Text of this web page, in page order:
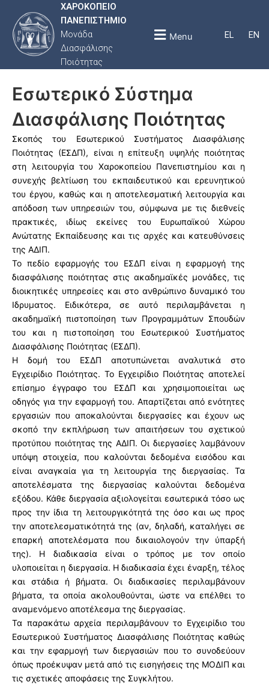
ΧΑΡΟΚΟΠΕΙΟ
ΠΑΝΕΠΙΣΤΗΜΙΟ
Μονάδα
Διασφάλισης
Ποιότητας
EL EN
Menu
Εσωτερικό Σύστημα
Διασφάλισης Ποιότητας
Σκοπός του Εσωτερικού Συστήματος Διασφάλισης
Ποιότητας (ΕΣΔΠ), είναι η επίτευξη υψηλής ποιότητας
στη λειτουργία του Χαροκοπείου Πανεπιστημίου και η
συνεχής βελτίωση του εκπαιδευτικού και ερευνητικού
του έργου, καθώς και η αποτελεσματική λειτουργία και
απόδοση των υπηρεσιών του, σύμφωνα με τις διεθνείς
πρακτικές, ιδίως εκείνες του Ευρωπαϊκού Χώρου
Ανώτατης Εκπαίδευσης και τις αρχές και κατευθύνσεις
της ΑΔΙΠ.
Το πεδίο εφαρμογής του ΕΣΔΠ είναι η εφαρμογή της
διασφάλισης ποιότητας στις ακαδημαϊκές μονάδες, τις
διοικητικές υπηρεσίες και στο ανθρώπινο δυναμικό του
Ιδρυματος. Ειδικότερα, σε αυτό περιλαμβάνεται η
ακαδημαϊκή πιστοποίηση των Προγραμμάτων Σπουδών
του και η πιστοποίηση του Εσωτερικού Συστήματος
Διασφάλισης Ποιότητας (ΕΣΔΠ).
Η δομή του ΕΣΔΠ αποτυπώνεται αναλυτικά στο
Εγχειρίδιο Ποιότητας. Το Εγχειρίδιο Ποιότητας αποτελεί
επίσημο έγγραφο του ΕΣΔΠ και χρησιμοποιείται ως
οδηγός για την εφαρμογή του. Απαρτίζεται από ενότητες
εργασιών που αποκαλούνται διεργασίες και έχουν ως
σκοπό την εκπλήρωση των απαιτήσεων του σχετικού
προτύπου ποιότητας της ΑΔΙΠ. Οι διεργασίες λαμβάνουν
υπόψη στοιχεία, που καλούνται δεδομένα εισόδου και
είναι αναγκαία για τη λειτουργία της διεργασίας. Τα
αποτελέσματα της διεργασίας καλούνται δεδομένα
εξόδου. Κάθε διεργασία αξιολογείται εσωτερικά τόσο ως
προς την ίδια τη λειτουργικότητά της όσο και ως προς
την αποτελεσματικότητά της (αν, δηλαδή, καταλήγει σε
επαρκή αποτελέσματα που δικαιολογούν την ύπαρξή
της). Η διαδικασία είναι ο τρόπος με τον οποίο
υλοποιείται η διεργασία. Η διαδικασία έχει έναρξη, τέλος
και στάδια ή βήματα. Οι διαδικασίες περιλαμβάνουν
βήματα, τα οποία ακολουθούνται, ώστε να επέλθει το
αναμενόμενο αποτέλεσμα της διεργασίας.
Τα παρακάτω αρχεία περιλαμβάνουν το Εγχειρίδιο του
Εσωτερικού Συστήματος Διασφάλισης Ποιότητας καθώς
και την εφαρμογή των διεργασιών που το συνοδεύουν
όπως προέκυψαν μετά από τις εισηγήσεις της ΜΟΔΙΠ και
τις σχετικές αποφάσεις της Συγκλήτου.